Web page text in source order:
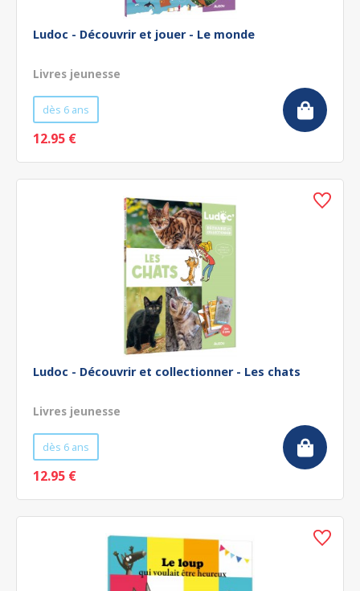
Ludoc - Découvrir et jouer - Le monde
Livres jeunesse
dès 6 ans
12.95 €
Ludoc - Découvrir et collectionner - Les chats
Livres jeunesse
dès 6 ans
12.95 €